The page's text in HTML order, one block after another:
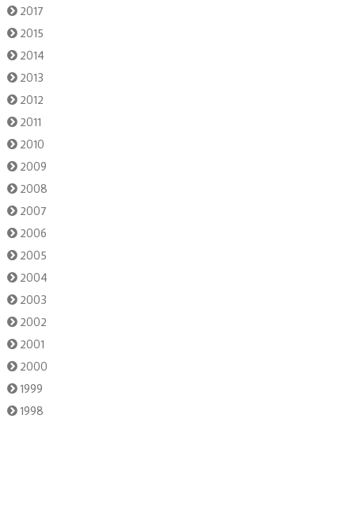
2017
2015
2014
2013
2012
2011
2010
2009
2008
2007
2006
2005
2004
2003
2002
2001
2000
1999
1998